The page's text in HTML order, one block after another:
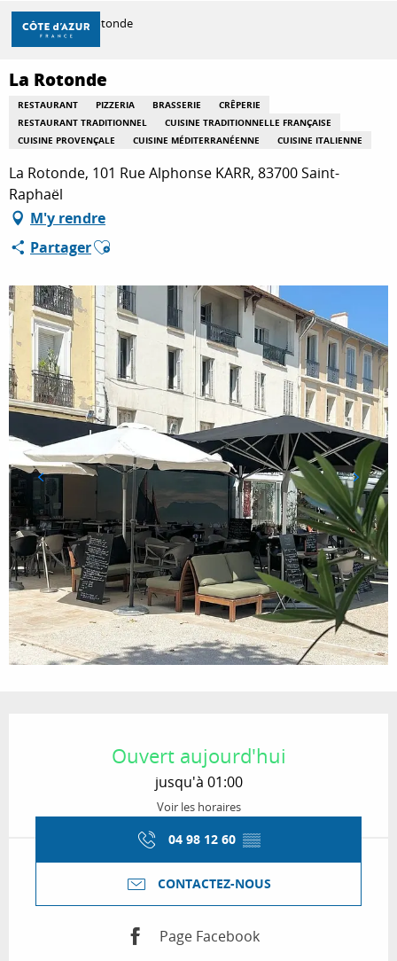
Aller
contenu
principal
DÉCOUVRIR
À FAIRE
SÉJOURNER
Accueil La Rotonde
La Rotonde
RESTAURANT PIZZERIA BRASSERIE
CRÊPERIE
RESTAURANT TRADITIONNEL
CUISINE TRADITIONNELLE FRANÇAISE
CUISINE PROVENÇALE
CUISINE MÉDITERRANÉENNE CUISINE ITALIENNE
La Rotonde, 101 Rue Alphonse KARR, 83700 Saint-
Raphaël
M'y rendre
PartagerAjouter aux favoris
Ouvert aujourd'hui
jusqu'à 01:00
Voir les horaires
04 98 12 60 ▒▒
CONTACTEZ-NOUS
Page Facebook